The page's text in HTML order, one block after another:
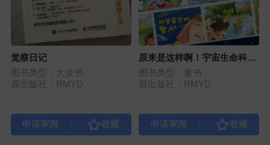
觉察日记
图书类型：大众书
原出版社：RMYD
原来是这样啊！宇宙生命科学
童话（10册套装）
图书类型：童书
原出版社：RMYD